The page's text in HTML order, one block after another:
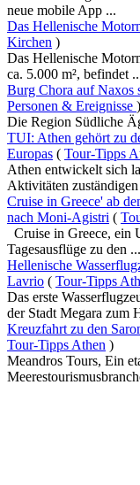
neue mobile App ...
Das Hellenische
Kirchen )
Das Hellenische
ca. 5.000 m², befindet
Burg Chora auf Naxos
Personen & Ereignisse )
Die Region Südliche
TUI: Athen gehört zu
Europas ( Tour-Tipps
Athen entwickelt sich
Aktivitäten zuständigen
Cruise in Greece' ab
nach Moni-Agistri (
Cruise in Greece, ein
Tagesausflüge zu den ...
Hellenische
Lavrio ( Tour-Tipps
Das erste
der Stadt Megara zum
Kreuzfahrt zu den
Tour-Tipps Athen )
Meandros Tours, Ein